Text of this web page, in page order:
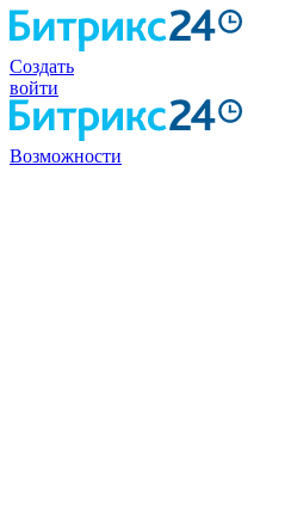
Создать
войти
Возможности